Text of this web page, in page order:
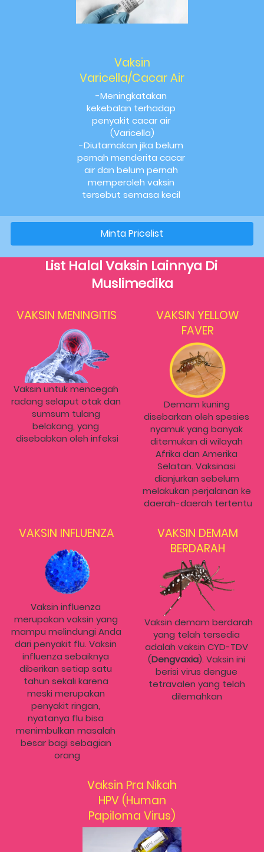
Vaksin
Varicella/Cacar Air
-Meningkatakan
kekebalan terhadap
penyakit cacar air
(Varicella)
-Diutamakan jika belum
pernah menderita cacar
air dan belum pernah
memperoleh vaksin
tersebut semasa kecil
`
Minta Pricelist
List Halal Vaksin Lainnya Di
Muslimedika
VAKSIN MENINGITIS
Vaksin untuk mencegah
radang selaput otak dan
sumsum tulang
belakang, yang
disebabkan oleh infeksi
VAKSIN YELLOW
FAVER
Demam kuning
disebarkan oleh spesies
nyamuk yang banyak
ditemukan di wilayah
Afrika dan Amerika
Selatan. Vaksinasi
dianjurkan sebelum
melakukan perjalanan ke
daerah-daerah tertentu
VAKSIN INFLUENZA
Vaksin influenza
merupakan vaksin yang
mampu melindungi Anda
dari penyakit flu. Vaksin
influenza sebaiknya
diberikan setiap satu
tahun sekali karena
meski merupakan
penyakit ringan,
nyatanya flu bisa
menimbulkan masalah
besar bagi sebagian
orang
VAKSIN DEMAM
BERDARAH
Vaksin demam berdarah
yang telah tersedia
adalah vaksin CYD-TDV
(Dengvaxia). Vaksin ini
berisi virus dengue
tetravalen yang telah
dilemahkan
Vaksin Pra Nikah
HPV (Human
Papiloma Virus)